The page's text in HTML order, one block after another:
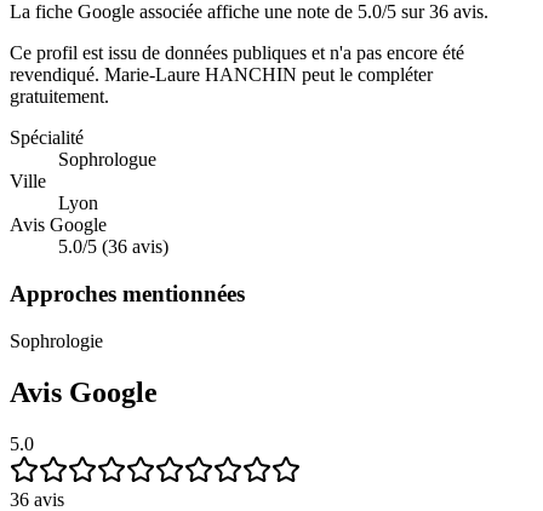
La fiche Google associée affiche une note de 5.0/5 sur 36 avis.
Ce profil est issu de données publiques et n'a pas encore été
revendiqué. Marie-Laure HANCHIN peut le compléter
gratuitement.
Spécialité
Sophrologue
Ville
Lyon
Avis Google
5.0/5 (36 avis)
Approches mentionnées
Sophrologie
Avis Google
5.0
36 avis